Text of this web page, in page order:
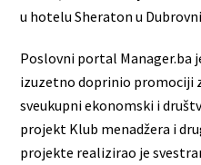
u hotelu Sheraton u
Poslovni portal Manager.ba
izuzetno doprinio promociji
sveukupni ekonomski i
projekt Klub menadžera i
projekte realizirao je